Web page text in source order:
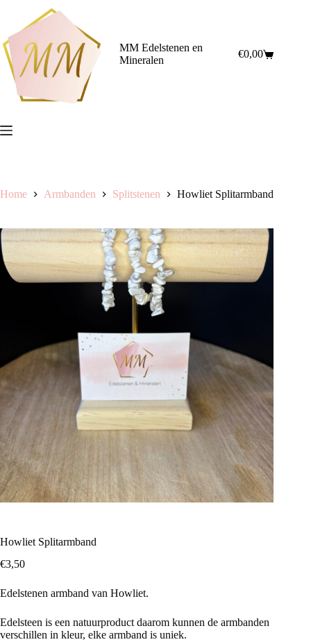
inhoud
MM Edelstenen en
Mineralen
Winkelwagen
€0,00
Home Armbanden Splitstenen Howliet Splitarmband
Howliet Splitarmband
€3,50
Edelstenen armband van Howliet.
Edelsteen is een natuurproduct daarom kunnen de armbanden
verschillen in kleur, elke armband is uniek.